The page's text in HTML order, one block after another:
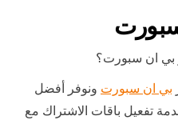
ان سبورت؟
بي ان سبورت ونوفر أفضل
تفعيل باقات الاشتراك مع